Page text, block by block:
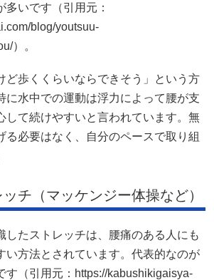
いです（引用元：
blog/youtsuu-
）。
ど歩くくらいならできそう」という方
に水中での運動は浮力によって腰が支
して続けやすいと言われています。無
る必要はなく、自分のペースで取り組
チ（マッケンジー体操など）
したストレッチは、腰痛のある人にも
い方法とされています。代表的なのが
す（引用元：https://kabushikigaisya-